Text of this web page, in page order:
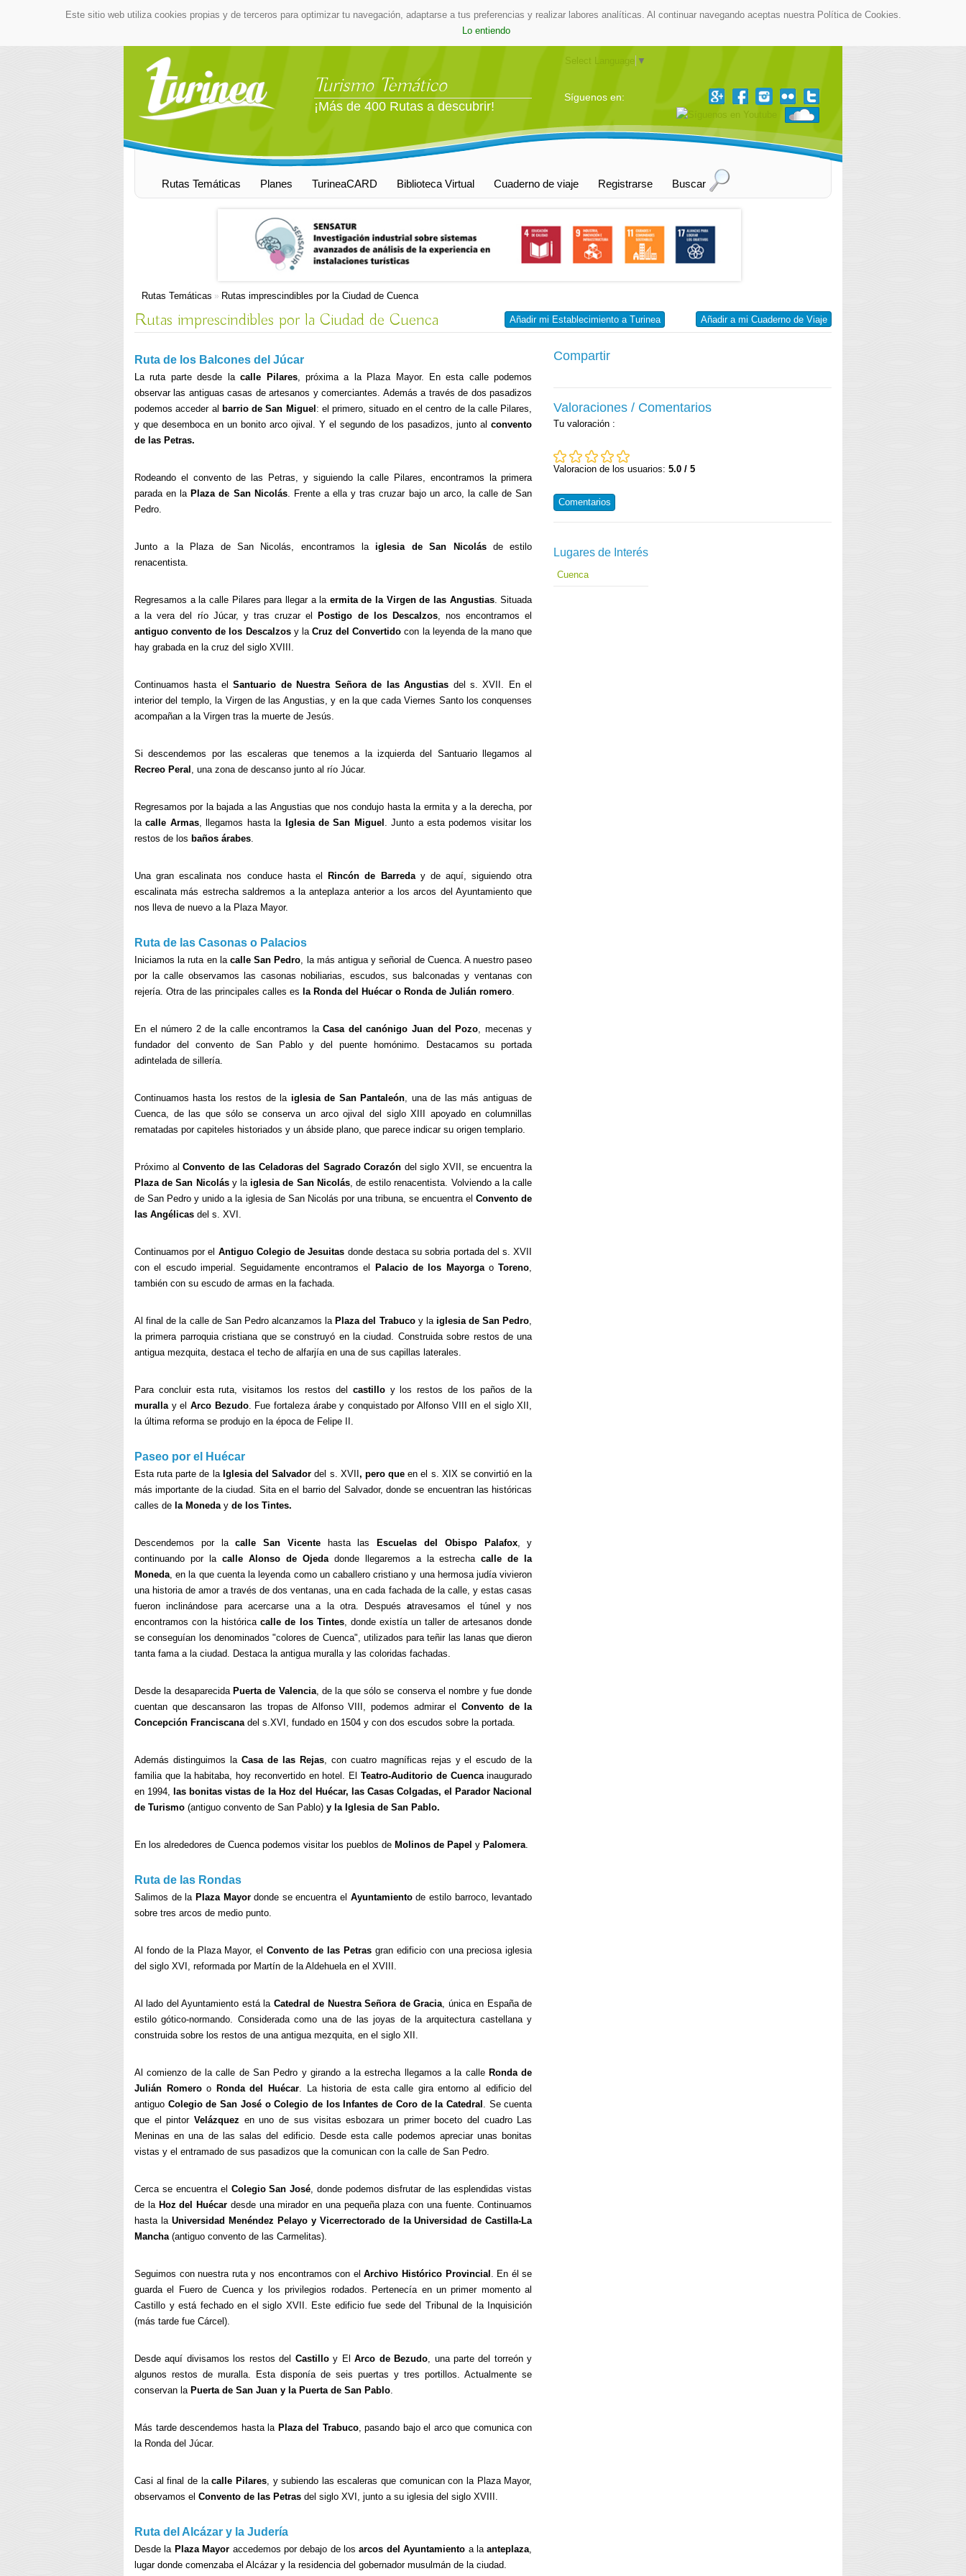
Este sitio web utiliza cookies propias y de terceros para optimizar tu navegación, adaptarse a tus preferencias y realizar labores analíticas. Al continuar navegando aceptas nuestra Política de Cookies.
Lo entiendo
Turismo Temático
¡Más de 400 Rutas a descubrir!
Select Language ▼
Síguenos en:
Rutas Temáticas Planes TurineaCARD Biblioteca Virtual Cuaderno de viaje Registrarse Buscar
Rutas Temáticas » Rutas imprescindibles por la Ciudad de Cuenca
Añadir a mi Cuaderno de Viaje
Añadir mi Establecimiento a Turinea
Rutas imprescindibles por la Ciudad de Cuenca
Ruta de los Balcones del Júcar
La ruta parte desde lacalle Pilares, próxima a la Plaza Mayor. En esta calle podemos
observar las antiguas casas de artesanos y comerciantes. Además a través de dos pasadizos
podemos acceder al barrio de San Miguel : el primero, situado en el centro de la calle Pilares,
y que desemboca en un bonito arco ojival. Y el segundo de los pasadizos, junto alconvento
de las Petras.
Rodeando el convento de las Petras, y siguiendo la calle Pilares, encontramos la primera
parada en la Plaza de San Nicolás. Frente a ella y tras cruzar bajo un arco, la calle de San
Pedro.
Junto a la Plaza de San Nicolás, encontramos laiglesia de San Nicolásde estilo
renacentista.
Regresamos a la calle Pilares para llegar a la ermita de la Virgen de las Angustias. Situada
a la vera del río Júcar, y tras cruzar el
Postigo de los Descalzos, nos encontramos el
antiguo convento de los Descalzosy laCruz del Convertido con la leyenda de la mano que
hay grabada en la cruz del siglo XVIII.
Continuamos hasta elSantuario de Nuestra Señora de las Angustias del s. XVII. En el
interior del templo, la Virgen de las Angustias, y en la que cada Viernes Santo los conquenses
acompañan a la Virgen tras la muerte de Jesús.
Si descendemos por las escaleras que tenemos a la izquierda del Santuario llegamos al
Recreo Peral , una zona de descanso junto al río Júcar.
Regresamos por la bajada a las Angustias que nos condujo hasta la ermita y a la derecha, por
lacalle Armas, llegamos hasta la Iglesia de San Miguel . Junto a esta podemos visitar los
restos de los baños árabes.
Una gran escalinata nos conduce hasta el Rincón de Barreda y de aquí, siguiendo otra
escalinata más estrecha saldremos a la anteplaza anterior a los arcos del Ayuntamiento que
nos lleva de nuevo a la Plaza Mayor.
Ruta de las Casonas o Palacios
Iniciamos la ruta en la calle San Pedro, la más antigua y señorial de Cuenca. A nuestro paseo
por la calle observamos las casonas nobiliarias, escudos, sus balconadas y ventanas con
rejería. Otra de las principales calles es la Ronda del Huécar o Ronda de Julián romero.
En el número 2 de la calle encontramos laCasa del canónigo Juan del Pozo, mecenas y
fundador del convento de San Pablo y del puente homónimo. Destacamos su portada
adintelada de sillería.
Continuamos hasta los restos de la iglesia de San Pantaleón, una de las más antiguas de
Cuenca, de las que sólo se conserva un arco ojival del siglo XIII apoyado en columnillas
rematadas por capiteles historiados y un ábside plano, que parece indicar su origen templario.
Próximo alConvento de las Celadoras del Sagrado Corazón del siglo XVII, se encuentra la
Plaza de San Nicolásy laiglesia de San Nicolás, de estilo renacentista. Volviendo a la calle
de San Pedro y unido a la iglesia de San Nicolás por una tribuna, se encuentra elConvento de
las Angélicas del s. XVI.
Continuamos por el Antiguo Colegio de Jesuitas donde destaca su sobria portada del s. XVII
con el escudo imperial. Seguidamente encontramos el
Palacio de los MayorgaoToreno,
también con su escudo de armas en la fachada.
Al final de la calle de San Pedro alcanzamos la Plaza del Trabucoy la iglesia de San Pedro,
la primera parroquia cristiana que se construyó en la ciudad. Construida sobre restos de una
antigua mezquita, destaca el techo de alfarjía en una de sus capillas laterales.
Para concluir esta ruta, visitamos los restos del castilloy los restos de los paños de la
murallay el Arco Bezudo. Fue fortaleza árabe y conquistado por Alfonso VIII en el siglo XII,
la última reforma se produjo en la época de Felipe II.
Paseo por el Huécar
Esta ruta parte de la Iglesia del Salvador del s. XVII , pero queen el s. XIX se convirtió en la
más importante de la ciudad. Sita en el barrio del Salvador, donde se encuentran las históricas
calles de la Moneday de los Tintes.
Descendemos por lacalle San Vicentehasta las Escuelas del Obispo Palafox, y
continuando por la calle Alonso de Ojedadonde llegaremos a la estrechacalle de la
Moneda, en la que cuenta la leyenda como un caballero cristiano y una hermosa judía vivieron
una historia de amor a través de dos ventanas, una en cada fachada de la calle, y estas casas
fueron inclinándose para acercarse una a la otra. Despuésatravesamos el túnel y nos
encontramos con la históricacalle de los Tintes, donde existía un taller de artesanos donde
se conseguían los denominados "colores de Cuenca", utilizados para teñir las lanas que dieron
tanta fama a la ciudad. Destaca la antigua muralla y las coloridas fachadas.
Desde la desaparecida Puerta de Valencia, de la que sólo se conserva el nombre y fue donde
cuentan que descansaron las tropas de Alfonso VIII, podemos admirar elConvento de la
Concepción Franciscanadel s.XVI, fundado en 1504 y con dos escudos sobre la portada.
Además distinguimos la Casa de las Rejas, con cuatro magníficas rejas y el escudo de la
familia que la habitaba, hoy reconvertido en hotel. El Teatro-Auditorio de Cuencainaugurado
en 1994, las bonitas vistas de la Hoz del Huécar, las Casas Colgadas, el Parador Nacional
de Turismo (antiguo convento de San Pablo) y la Iglesia de San Pablo.
En los alrededores de Cuenca podemos visitar los pueblos de Molinos de Papel y Palomera.
Ruta de las Rondas
Salimos de la Plaza Mayordonde se encuentra el Ayuntamientode estilo barroco, levantado
sobre tres arcos de medio punto.
Al fondo de la Plaza Mayor, elConvento de las Petrasgran edificio con una preciosa iglesia
del siglo XVI, reformada por Martín de la Aldehuela en el XVIII.
Al lado del Ayuntamiento está la Catedral de Nuestra Señora de Gracia, única en España de
estilo gótico-normando. Considerada como una de las joyas de la arquitectura castellana y
construida sobre los restos de una antigua mezquita, en el siglo XII.
Al comienzo de la calle de San Pedro y girando a la estrecha llegamos a la calle Ronda de
Julián Romeroo Ronda del Huécar. La historia de esta calle gira entorno al edificio del
antiguo Colegio de San José o Colegio de los Infantes de Coro de la Catedral . Se cuenta
que el pintorVelázquez en uno de sus visitas esbozara un primer boceto del cuadro Las
Meninas en una de las salas del edificio. Desde esta calle podemos apreciar unas bonitas
vistas y el entramado de sus pasadizos que la comunican con la calle de San Pedro.
Cerca se encuentra el Colegio San José, donde podemos disfrutar de las esplendidas vistas
de la Hoz del Huécar desde una mirador en una pequeña plaza con una fuente. Continuamos
hasta la Universidad Menéndez Pelayo y Vicerrectorado de la Universidad de Castilla-La
Mancha(antiguo convento de las Carmelitas).
Seguimos con nuestra ruta y nos encontramos con elArchivo Histórico Provincial . En él se
guarda el Fuero de Cuenca y los privilegios rodados. Pertenecía en un primer momento al
Castillo y está fechado en el siglo XVII. Este edificio fue sede del Tribunal de la Inquisición
(más tarde fue Cárcel).
Desde aquí divisamos los restos del Castilloy ElArco de Bezudo, una parte del torreón y
algunos restos de muralla. Esta disponía de seis puertas y tres portillos. Actualmente se
conservan la Puerta de San Juan y la Puerta de San Pablo.
Más tarde descendemos hasta la Plaza del Trabuco, pasando bajo el arco que comunica con
la Ronda del Júcar.
Casi al final de lacalle Pilares, y subiendo las escaleras que comunican con la Plaza Mayor,
observamos el Convento de las Petras del siglo XVI, junto a su iglesia del siglo XVIII.
Ruta del Alcázar y la Judería
Desde la Plaza Mayor accedemos por debajo de losarcos del Ayuntamiento a laanteplaza,
lugar donde comenzaba el Alcázar y la residencia del gobernador musulmán de la ciudad.
Compartir
Valoraciones / Comentarios
Tu valoración :
Valoracion de los usuarios:5.0 / 5
Comentarios
Lugares de Interés
Cuenca